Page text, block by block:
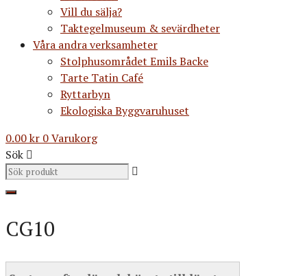
Vill du sälja?
Taktegelmuseum & sevärdheter
Våra andra verksamheter
Stolphusområdet Emils Backe
Tarte Tatin Café
Ryttarbyn
Ekologiska Byggvaruhuset
0.00kr 0Varukorg
Sök
CG10